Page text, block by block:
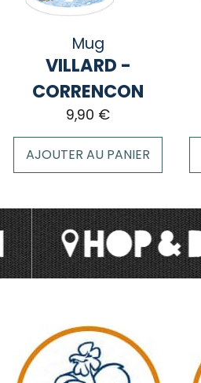
Mug
VILLARD -
CORRENCON
9,90 €
AJOUTER AU PANIER